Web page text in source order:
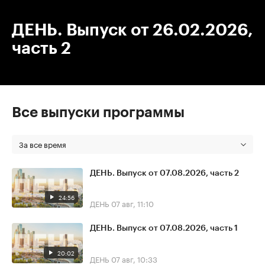
ДЕНЬ. Выпуск от 26.02.2026,
часть 2
Все выпуски программы
За все время
24:56
ДЕНЬ. Выпуск от 07.08.2026, часть 2
ДЕНЬ 07 авг, 11:10
20:02
ДЕНЬ. Выпуск от 07.08.2026, часть 1
ДЕНЬ 07 авг, 10:33